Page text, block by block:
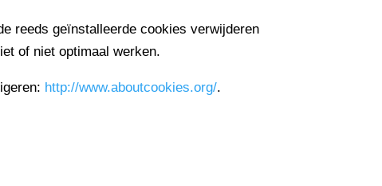
reeds geïnstalleerde cookies verwijderen
of niet optimaal werken.
http://www.aboutcookies.org/.